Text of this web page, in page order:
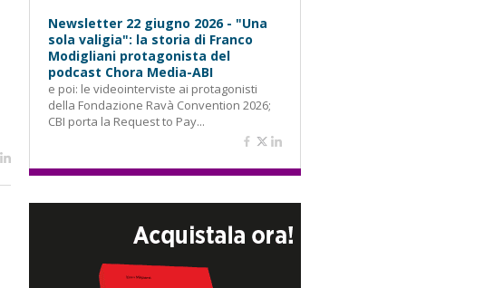
Newsletter 22 giugno 2026 - "Una
sola valigia": la storia di Franco
Modigliani protagonista del
podcast Chora Media-ABI
e poi: le videointerviste ai protagonisti
della Fondazione Ravà Convention 2026;
CBI porta la Request to Pay...